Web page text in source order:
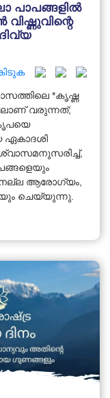
പാപങ്ങളിൽ
*കൃഷ്ണ
വരുന്നത്;
നല്ല ആരോഗ്യം,
ചെയ്യുന്നു.